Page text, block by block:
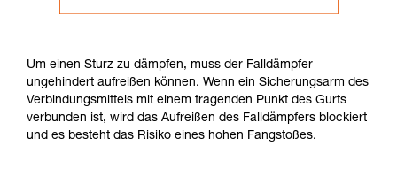
Um einen Sturz zu dämpfen, muss der Falldämpfer
ungehindert aufreißen können. Wenn ein Sicherungsarm des
Verbindungsmittels mit einem tragenden Punkt des Gurts
verbunden ist, wird das Aufreißen des Falldämpfers blockiert
und es besteht das Risiko eines hohen Fangstoßes.